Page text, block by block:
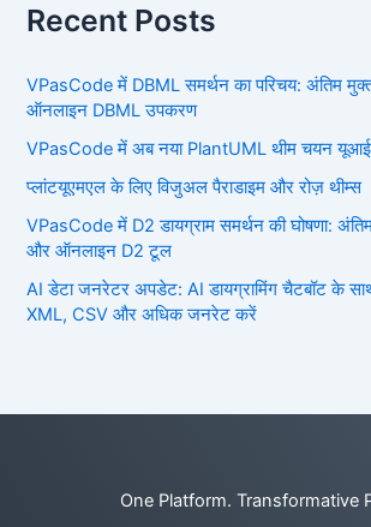
Recent Posts
VPasCode में DBML समर्थन का परिचय: अंतिम
ऑनलाइन DBML उपकरण
VPasCode में अब नया PlantUML थीम चयन
प्लांटयूएमएल के लिए विजुअल पैराडाइम और रोज़ थीम्स
VPasCode में D2 डायग्राम समर्थन की घोषणा:
और ऑनलाइन D2 टूल
AI डेटा जनरेटर अपडेट: AI डायग्रामिंग चैटबॉट के
XML, CSV और अधिक जनरेट करें
One Platform. Transformative